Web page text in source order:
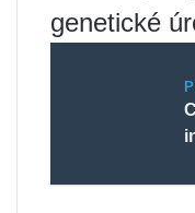
genetické